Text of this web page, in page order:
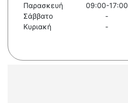
Παρασκευή
09:00-17:00
Σάββατο
-
Κυριακή
-